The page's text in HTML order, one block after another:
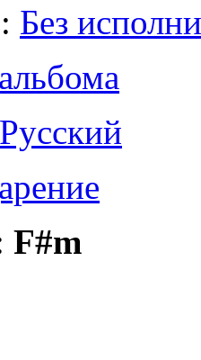
Без
Русский
F#m